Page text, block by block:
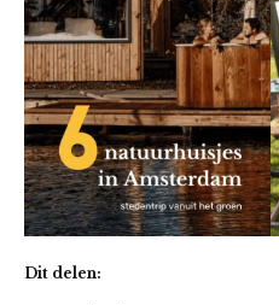
Dit delen: